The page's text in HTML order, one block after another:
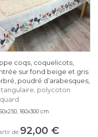
coqs, coquelicots,
sur fond beige et gris
poudré d’arabesques,
polycoton
160x300 cm
de 92,00 €